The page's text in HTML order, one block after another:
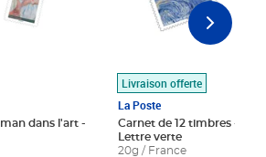
dans l'art -
Livraison offerte
La Poste
Carnet de 12 timbres - Le
Lettre verte
20g / France